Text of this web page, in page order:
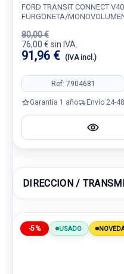
FORD TRANSIT CONNECT
FURGONETA/
80,00 €
76,00 € sin IVA.
91,96 € (IVA incl.)
Ref: 7904681
Garantía 1 año Envío 24-
DIRECCION /
-5% USADO